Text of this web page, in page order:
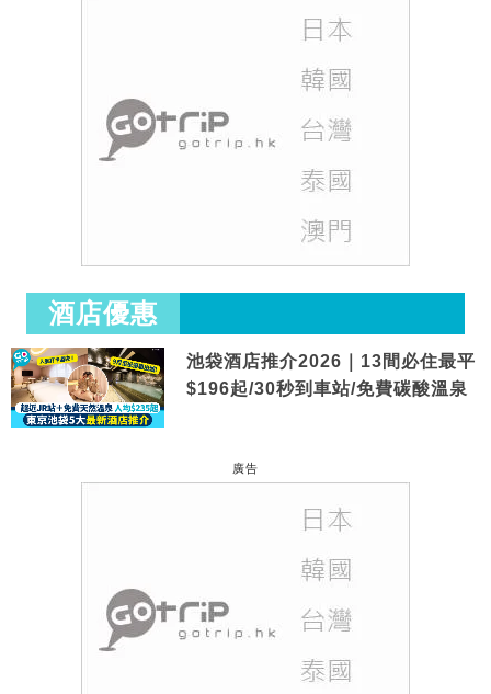
酒店優惠
池袋酒店推介2026｜13間必住最平
$196起/30秒到車站/免費碳酸溫泉
廣告